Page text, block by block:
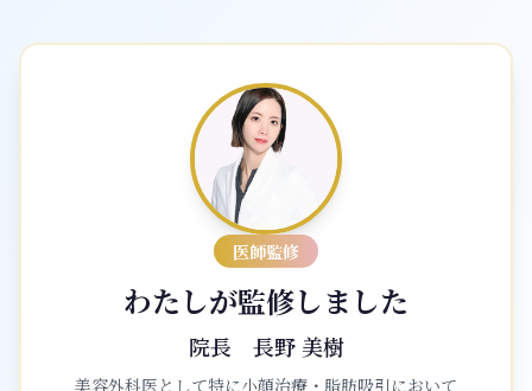
医師監修
わたしが監修しました
院長 長野 美樹
美容外科医として特に小顔治療・脂肪吸引において